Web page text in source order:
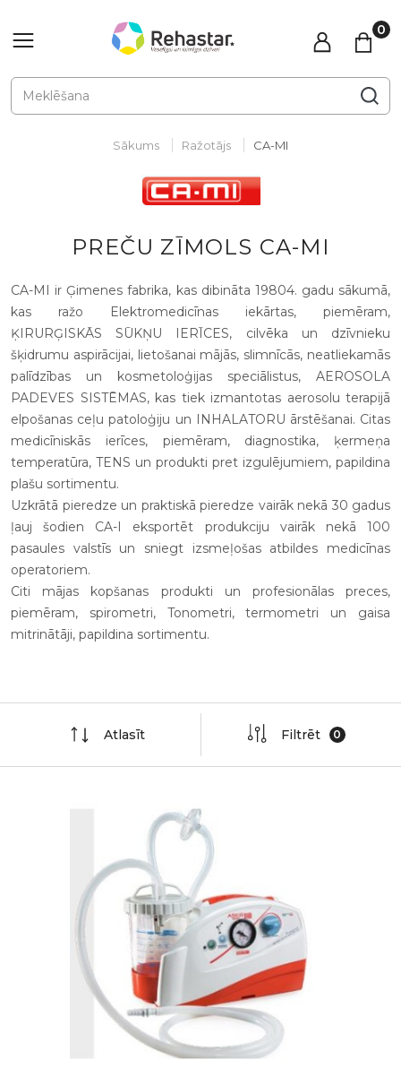
Sākums Ražotājs CA-MI
PREČU ZĪMOLS CA-MI
CA-MI ir Ģimenes fabrika, kas dibināta 19804. gadu sākumā,
kas ražo Elektromedicīnas iekārtas, piemēram,
ĶIRURĢISKĀS SŪKŅU IERĪCES, cilvēka un dzīvnieku
šķidrumu aspirācijai, lietošanai mājās, slimnīcās, neatliekamās
palīdzības un kosmetoloģijas speciālistus, AEROSOLA
PADEVES SISTĒMAS, kas tiek izmantotas aerosolu terapijā
elpošanas ceļu patoloģiju un INHALATORU ārstēšanai. Citas
medicīniskās ierīces, piemēram, diagnostika, ķermeņa
temperatūra, TENS un produkti pret izgulējumiem, papildina
plašu sortimentu.
Uzkrātā pieredze un praktiskā pieredze vairāk nekā 30 gadus
ļauj šodien CA-I eksportēt produkciju vairāk nekā 100
pasaules valstīs un sniegt izsmeļošas atbildes medicīnas
operatoriem.
Citi mājas kopšanas produkti un profesionālas preces,
piemēram, spirometri, Tonometri, termometri un gaisa
mitrinātāji, papildina sortimentu.
Atlasīt Filtrēt